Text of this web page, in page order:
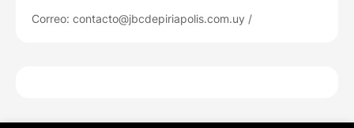
Correo: contacto@jbcdepiriapolis.com.uy /